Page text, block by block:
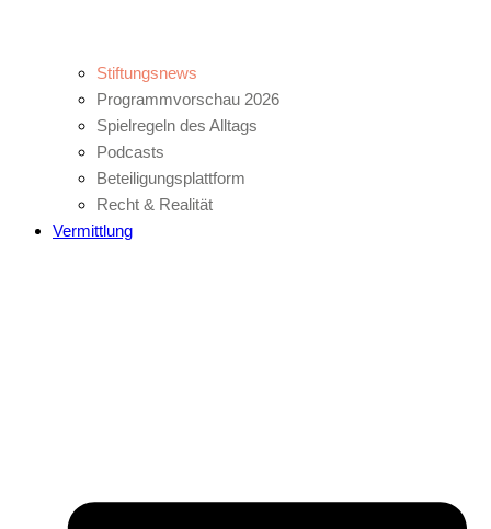
Stiftungsnews
Programmvorschau 2026
Spielregeln des Alltags
Podcasts
Beteiligungsplattform
Recht & Realität
Vermittlung